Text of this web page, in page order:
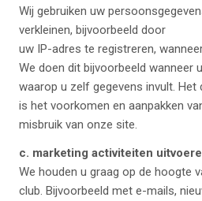
Wij gebruiken uw
verkleinen, bijvoorbeeld door
uw IP-adres te registreren,
We doen dit bijvoorbeeld wanneer
waarop u zelf gegevens invult.
is het voorkomen en aanpakken
misbruik van onze site.
c. marketing activiteiten
We houden u graag op de hoogte
club. Bijvoorbeeld met e-mails,